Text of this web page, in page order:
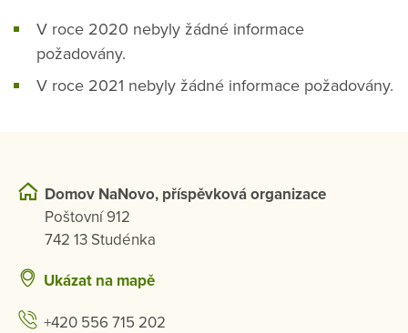
V roce 2020 nebyly žádné informace
požadovány.
V roce 2021 nebyly žádné informace požadovány.
Domov NaNovo, příspěvková organizace
Poštovní 912
742 13 Studénka
Ukázat na mapě
+420 556 715 202